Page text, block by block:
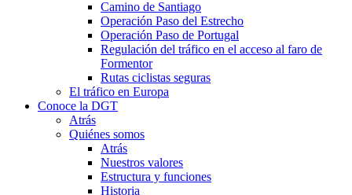
Camino de Santiago
Operación Paso del Estrecho
Operación Paso de Portugal
Regulación del tráfico en el acceso al faro de
Formentor
Rutas ciclistas seguras
El tráfico en Europa
Conoce la DGT
Atrás
Quiénes somos
Atrás
Nuestros valores
Estructura y funciones
Historia